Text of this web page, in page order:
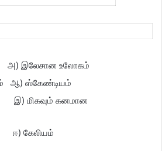
இலேசான உலோகம்
ஆ) ஸ்கேண்டியம்
மிகவும் கனமான
கேலியம்